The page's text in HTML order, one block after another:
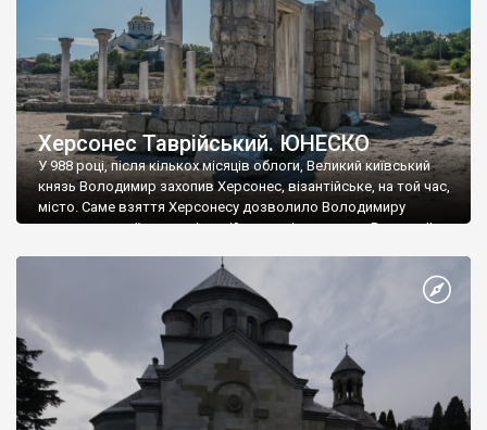
Херсонес Таврійський. ЮНЕСКО
У 988 році, після кількох місяців облоги, Великий київський
князь Володимир захопив Херсонес, візантійське, на той час,
місто. Саме взяття Херсонесу дозволило Володимиру
диктувати свої умови візантійському імператору Василю ІІ, та
Херсонесі Володимир-язичник, став Василем-християнином.
А потім було Хрещення Русі. На честь Херсонесу Таврійського